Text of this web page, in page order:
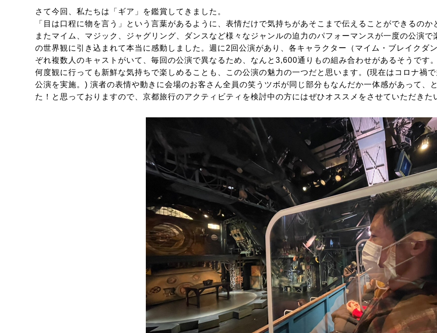
さて今回、私たちは「ギア」を鑑賞してきました。
「目は口程に物を言う」という言葉があるように、表情だけで気持ちがあそこまで伝えることができるの
またマイム、マジック、ジャグリング、ダンスなど様々なジャンルの迫力のパフォーマンスが一度の公演
の世界観に引き込まれて本当に感動しました。週に2回公演があり、各キャラクター（マイム・ブレイクダ
ぞれ複数人のキャストがいて、毎回の公演で異なるため、なんと3,600通りもの組み合わせがあるそうです
何度観に行っても新鮮な気持ちで楽しめることも、この公演の魅力の一つだと思います。(現在はコロナ禍
公演を実施。) 演者の表情や動きに会場のお客さん全員の笑うツボが同じ部分もなんだか一体感があって、
た！と思っておりますので、京都旅行のアクティビティを検討中の方にはぜひオススメをさせていただきた